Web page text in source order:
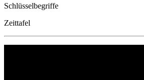
Schlüsselbegriffe
Zeittafel